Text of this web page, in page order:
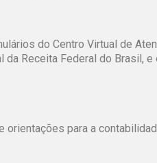
do Centro Virtual de
da Receita Federal do Brasil,
para a